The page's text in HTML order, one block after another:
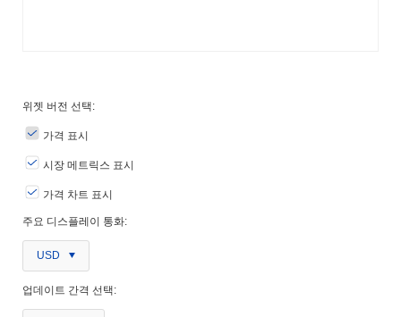
위젯 버전 선택:
가격 표시
시장 메트릭스 표시
가격 차트 표시
주요 디스플레이 통화:
USD
업데이트 간격 선택: